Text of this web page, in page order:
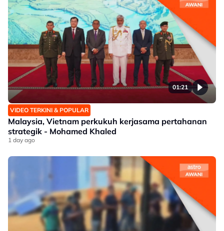
01:21
VIDEO TERKINI & POPULAR
Malaysia, Vietnam perkukuh kerjasama pertahanan
strategik - Mohamed Khaled
1 day ago